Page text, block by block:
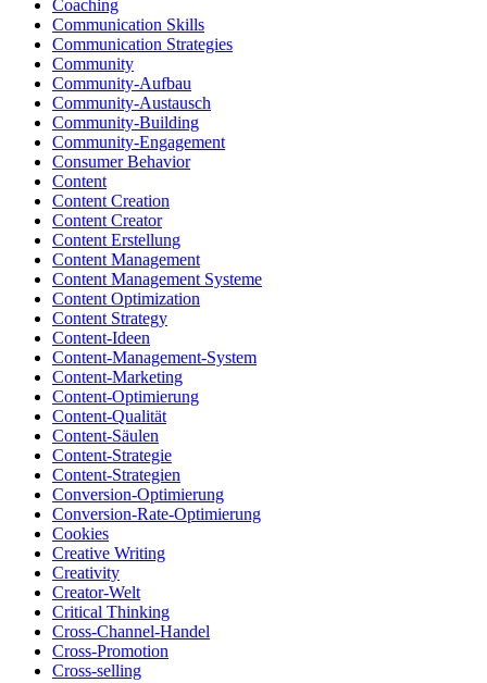
Coaching
Communication Skills
Communication Strategies
Community
Community-Aufbau
Community-Austausch
Community-Building
Community-Engagement
Consumer Behavior
Content
Content Creation
Content Creator
Content Erstellung
Content Management
Content Management Systeme
Content Optimization
Content Strategy
Content-Ideen
Content-Management-System
Content-Marketing
Content-Optimierung
Content-Qualität
Content-Säulen
Content-Strategie
Content-Strategien
Conversion-Optimierung
Conversion-Rate-Optimierung
Cookies
Creative Writing
Creativity
Creator-Welt
Critical Thinking
Cross-Channel-Handel
Cross-Promotion
Cross-selling